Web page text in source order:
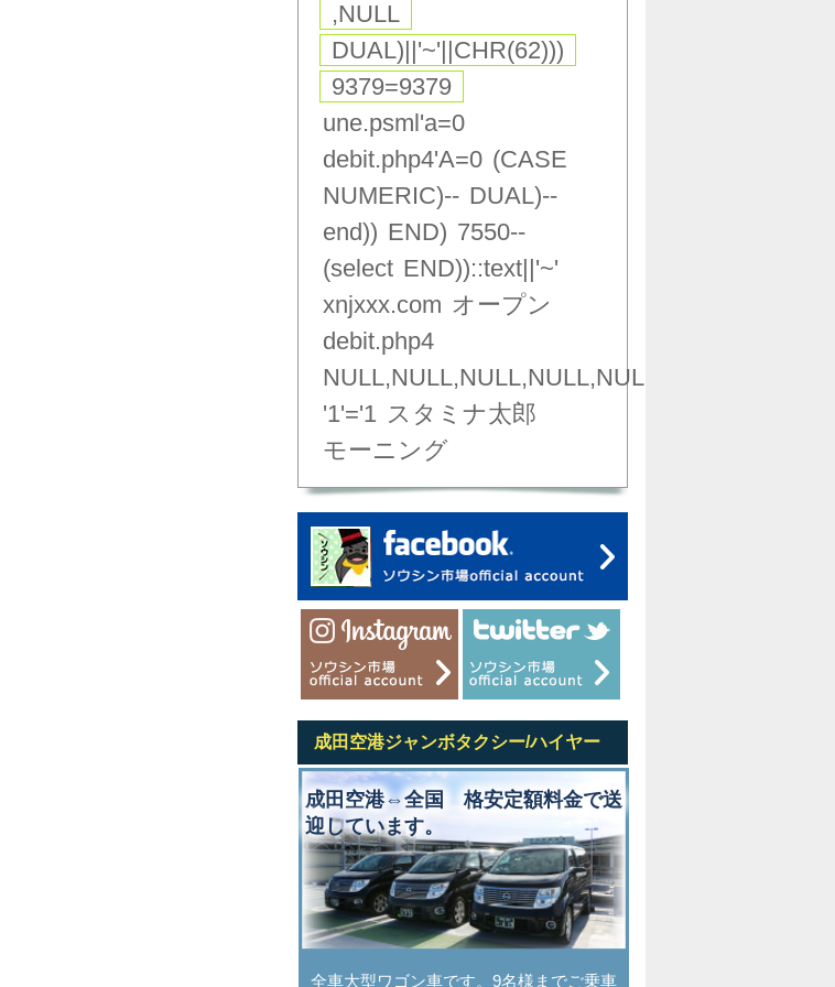
,NULL
DUAL)||'~'||CHR(62)))
9379=9379
une.psml'a=0
debit.php4'A=0 (CASE
NUMERIC)-- DUAL)--
end)) END) 7550--
(select END))::text||'~'
xnjxxx.com オープン
debit.php4
'1'='1 スタミナ太郎
モーニング
成田空港ジャンボタクシー/ハイヤー
成田空港⇔全国 格安定額料金で送
迎しています。
全車大型ワゴン車です。9名様までご乗車